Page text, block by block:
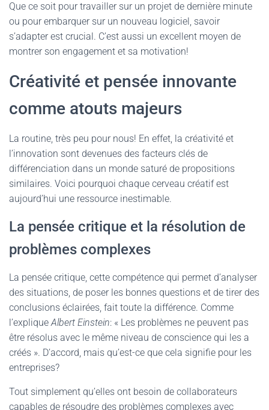
Que ce soit pour travailler sur un projet de dernière minute
ou pour embarquer sur un nouveau logiciel, savoir
s’adapter est crucial. C’est aussi un excellent moyen de
montrer son engagement et sa motivation!
Créativité et pensée innovante
comme atouts majeurs
La routine, très peu pour nous! En effet, la créativité et
l’innovation sont devenues des facteurs clés de
différenciation dans un monde saturé de propositions
similaires. Voici pourquoi chaque cerveau créatif est
aujourd’hui une ressource inestimable.
La pensée critique et la résolution de
problèmes complexes
La pensée critique, cette compétence qui permet d’analyser
des situations, de poser les bonnes questions et de tirer des
conclusions éclairées, fait toute la différence. Comme
l’expliqueAlbert Einstein: « Les problèmes ne peuvent pas
être résolus avec le même niveau de conscience qui les a
créés ». D’accord, mais qu’est-ce que cela signifie pour les
entreprises?
Tout simplement qu’elles ont besoin de collaborateurs
capables de résoudre des problèmes complexes avec